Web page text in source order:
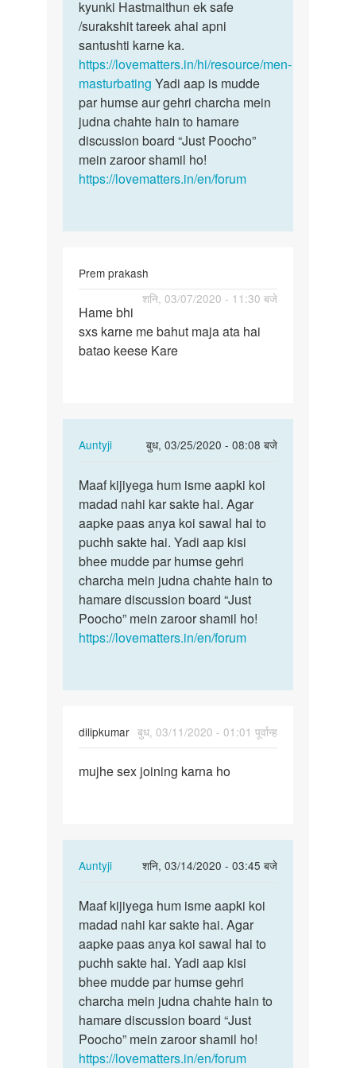
mein
bahut…
by
Anil
kumar
hi…
kyunki Hastmaithun ek safe
/surakshit tareek ahai apni
santushti karne ka.
https://lovematters.in/hi/resource/men-
masturbating Yadi aap is mudde
par humse aur gehri charcha mein
judna chahte hain to hamare
discussion board “Just Poocho”
mein zaroor shamil ho!
https://lovematters.in/en/forum
Prem prakash
शनि, 03/07/2020 - 11:30 बजे
Hame
bhi
sxs
Hame bhi
sxs karne me bahut maja ata hai
batao keese Kare
Auntyji
बुध, 03/25/2020 - 08:08 बजे
In
to
Hame
bhi
sxs
karne
me
bahut…
by
Prem
Maaf
kijiyega
hum
isme
aapki…
Maaf kijiyega hum isme aapki koi
madad nahi kar sakte hai. Agar
aapke paas anya koi sawal hai to
puchh sakte hai. Yadi aap kisi
bhee mudde par humse gehri
charcha mein judna chahte hain to
hamare discussion board “Just
Poocho” mein zaroor shamil ho!
https://lovematters.in/en/forum
dilipkumar बुध, 03/11/2020 - 01:01 पूर्वान्ह
mujhe
mujhe sex joining karna ho
Auntyji
शनि, 03/14/2020 - 03:45 बजे
In
to
mujhe
sex
joining
karna
ho
by
dilipkumar
Maaf
kijiyega
hum
isme
aapki…
Maaf kijiyega hum isme aapki koi
madad nahi kar sakte hai. Agar
aapke paas anya koi sawal hai to
puchh sakte hai. Yadi aap kisi
bhee mudde par humse gehri
charcha mein judna chahte hain to
hamare discussion board “Just
Poocho” mein zaroor shamil ho!
https://lovematters.in/en/forum